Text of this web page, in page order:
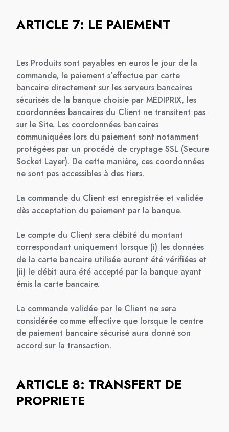
ARTICLE 7: LE PAIEMENT
Les Produits sont payables en euros le jour de la
commande, le paiement s’effectue par carte
bancaire directement sur les serveurs bancaires
sécurisés de la banque choisie par MEDIPRIX, les
coordonnées bancaires du Client ne transitent pas
sur le Site. Les coordonnées bancaires
communiquées lors du paiement sont notamment
protégées par un procédé de cryptage SSL (Secure
Socket Layer). De cette manière, ces coordonnées
ne sont pas accessibles à des tiers.
La commande du Client est enregistrée et validée
dès acceptation du paiement par la banque.
Le compte du Client sera débité du montant
correspondant uniquement lorsque (i) les données
de la carte bancaire utilisée auront été vérifiées et
(ii) le débit aura été accepté par la banque ayant
émis la carte bancaire.
La commande validée par le Client ne sera
considérée comme effective que lorsque le centre
de paiement bancaire sécurisé aura donné son
accord sur la transaction.
ARTICLE 8: TRANSFERT DE
PROPRIETE